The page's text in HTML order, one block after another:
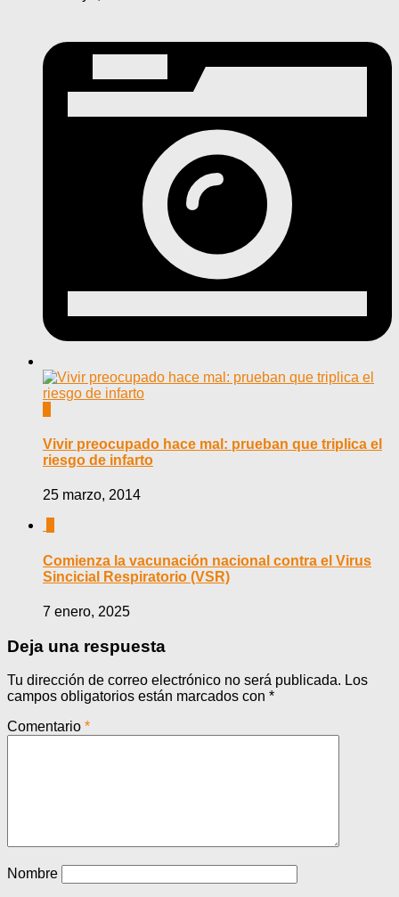
Vivir preocupado hace mal: prueban que triplica el
riesgo de infarto
25 marzo, 2014
Comienza la vacunación nacional contra el Virus
Sincicial Respiratorio (VSR)
7 enero, 2025
Deja una respuesta
Tu dirección de correo electrónico no será publicada. Los
campos obligatorios están marcados con *
Comentario *
Nombre